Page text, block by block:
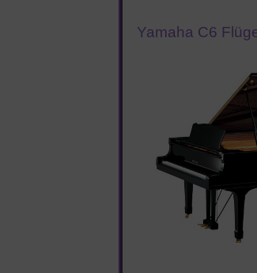
Yamaha C6